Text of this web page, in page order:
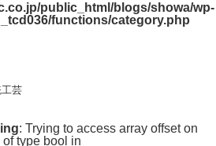
public_html/blogs/showa/wp-
functions/category.php
芸
: Trying to access array offset on
type bool in